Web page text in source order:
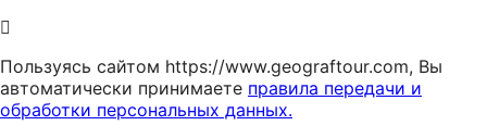
Пользуясь сайтом https://www.geograftour.com, Вы
автоматически принимаете правила передачи и
обработки персональных данных.